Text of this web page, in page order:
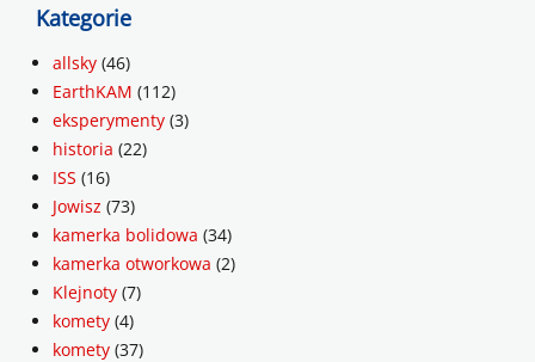
Kategorie
allsky (46)
EarthKAM (112)
eksperymenty (3)
historia (22)
ISS (16)
Jowisz (73)
kamerka bolidowa (34)
kamerka otworkowa (2)
Klejnoty (7)
komety (4)
komety (37)